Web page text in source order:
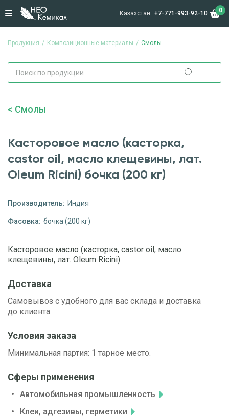
Казахстан +7-771-993-92-10 0
Продукция Композиционные материалы Смолы
Смолы
Касторовое масло (касторка,
castor oil, масло клещевины, лат.
Оlеum Ricini) бочка (200 кг)
Производитель: Индия
Фасовка: бочка (200 кг)
Касторовое масло (касторка, castor oil, масло
клещевины, лат. Оlеum Ricini)
Доставка
Самовывоз с удобного для вас склада и доставка
до клиента.
Условия заказа
Минимальная партия: 1 тарное место.
Сферы применения
Автомобильная промышленность
Клеи, адгезивы, герметики